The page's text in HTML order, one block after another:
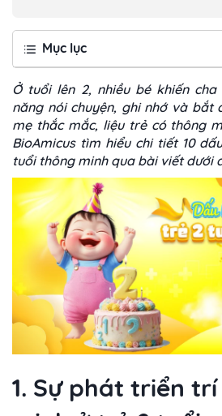
Mục lục
Ở tuổi lên 2, nhiều bé khiến
năng nói chuyện, ghi nhớ và bắt
mẹ thắc mắc, liệu trẻ có thông
BioAmicus tìm hiểu chi tiết 10
tuổi thông minh qua bài viết dưới
1. Sự phát triển